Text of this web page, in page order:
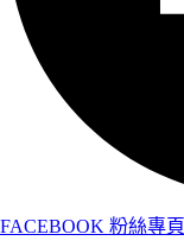
FACEBOOK 粉絲專頁